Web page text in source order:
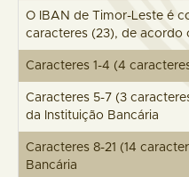
O IBAN de Timor-Leste é
caracteres (23), de acordo
Caracteres 1-4 (4
Caracteres 5-7 (3
da Instituição Bancária
Caracteres 8-21 (14
Bancária